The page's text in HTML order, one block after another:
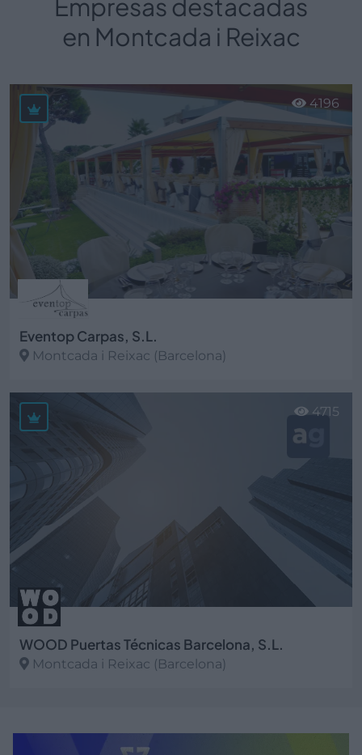
Empresas destacadas
en Montcada i Reixac
Eventop Carpas, S.L.
Montcada i Reixac (Barcelona)
Ver más
4196
WOOD Puertas Técnicas Barcelona, S.L.
Montcada i Reixac (Barcelona)
4715